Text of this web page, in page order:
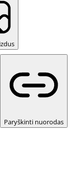
Paryškinti nuorodas